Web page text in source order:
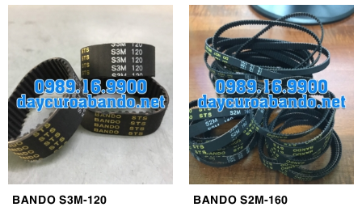
BANDO S3M-120 BANDO S2M-160